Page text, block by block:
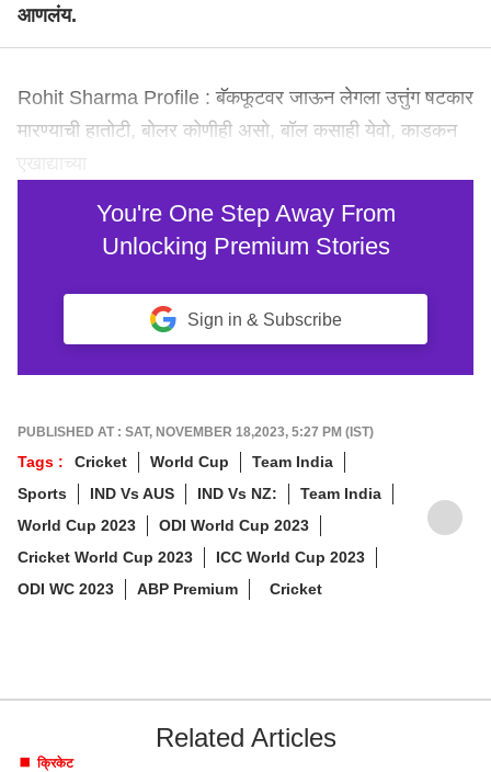
आणलंय.
Rohit Sharma Profile : बॅकफूटवर जाऊन लेगला उत्तुंग षटकार
मारण्याची हातोटी, बोलर कोणीही असो, बॉल कसाही येवो, काडकन
You're One Step Away From
Unlocking Premium Stories
Sign in & Subscribe
PUBLISHED AT : SAT, NOVEMBER 18,2023, 5:27 PM (IST)
Tags : Cricket World Cup
Team India
Sports
IND Vs AUS IND Vs NZ:
Team India
World Cup 2023
ODI World Cup 2023
Cricket World Cup 2023
ICC World Cup 2023
ODI WC 2023
ABP Premium Cricket
Related Articles
क्रिकेट